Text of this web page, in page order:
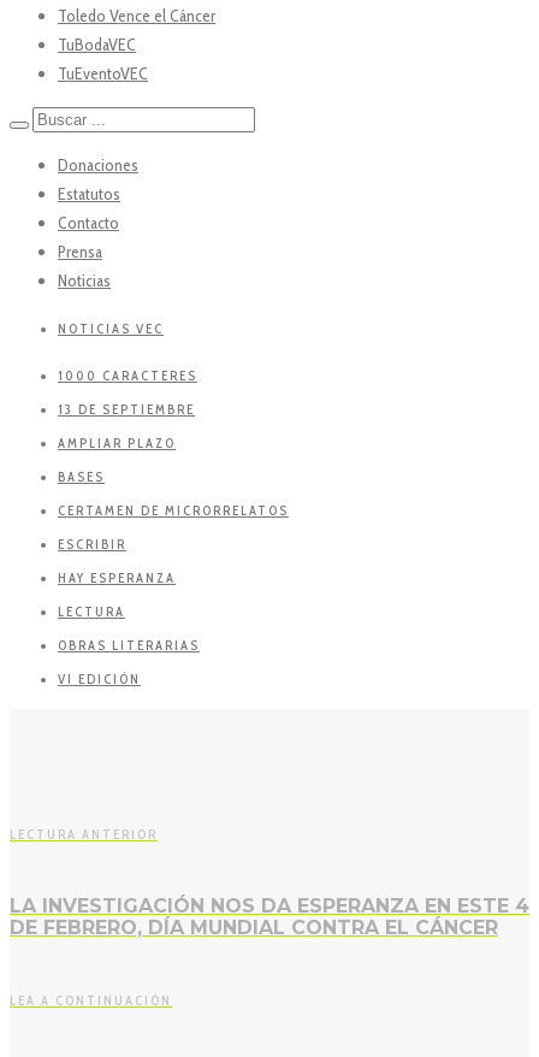
Toledo Vence el Cáncer
TuBodaVEC
TuEventoVEC
Donaciones
Estatutos
Contacto
Prensa
Noticias
NOTICIAS VEC
1000 CARACTERES
13 DE SEPTIEMBRE
AMPLIAR PLAZO
BASES
CERTAMEN DE MICRORRELATOS
ESCRIBIR
HAY ESPERANZA
LECTURA
OBRAS LITERARIAS
VI EDICIÓN
LECTURA ANTERIOR
LA INVESTIGACIÓN NOS DA ESPERANZA EN ESTE 4
DE FEBRERO, DÍA MUNDIAL CONTRA EL CÁNCER
LEA A CONTINUACIÓN